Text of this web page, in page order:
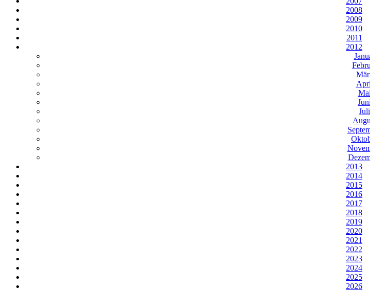
2008
2009
2010
2011
2012
Mai
Juni
Juli
2013
2014
2015
2016
2017
2018
2019
2020
2021
2022
2023
2024
2025
2026